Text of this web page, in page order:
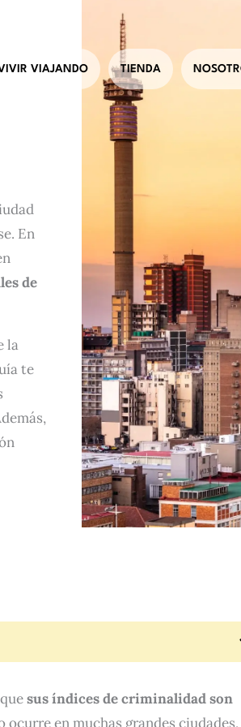
VIAJANDO TIENDA
En
de
la
te
sus índices de criminalidad son
en muchas grandes